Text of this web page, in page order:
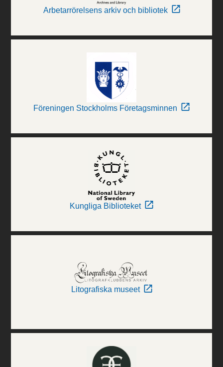
Arbetarrörelsens arkiv och bibliotek
Föreningen Stockholms Företagsminnen
Kungliga Biblioteket
Litografiska museet